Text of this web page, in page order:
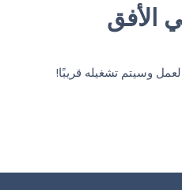
الأفق
وسيتم تشغيله قريبًا!